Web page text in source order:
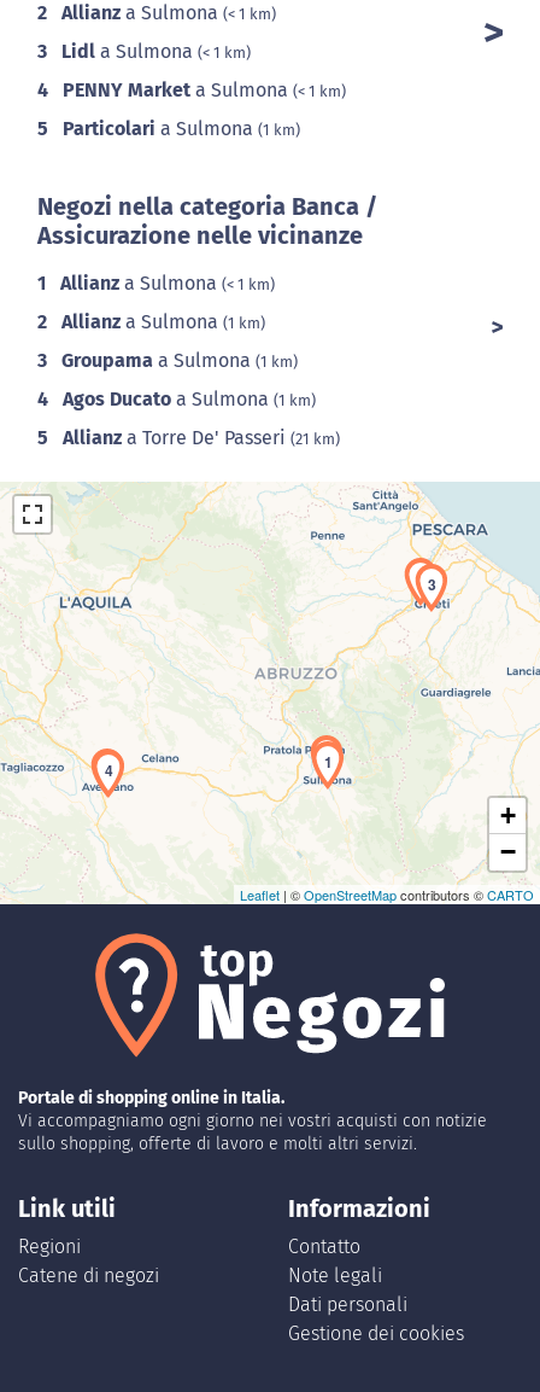
2 Allianz a Sulmona (< 1 km)
3 Lidl a Sulmona (< 1 km)
4 PENNY Market a Sulmona (< 1 km)
5 Particolari a Sulmona (1 km)
Negozi nella categoria Banca /
Assicurazione nelle vicinanze
1 Allianz a Sulmona (< 1 km)
2 Allianz a Sulmona (1 km)
3 Groupama a Sulmona (1 km)
4 Agos Ducato a Sulmona (1 km)
5 Allianz a Torre De' Passeri (21 km)
Caricamento della carta in corso...
1
23
4
5
+
−
Leaflet | ©OpenStreetMapcontributors ©CARTO
Portale di shopping online in Italia.
Vi accompagniamo ogni giorno nei vostri acquisti con notizie
sullo shopping, offerte di lavoro e molti altri servizi.
Link utili
Regioni
Catene di negozi
Informazioni
Contatto
Note legali
Dati personali
Gestione dei cookies